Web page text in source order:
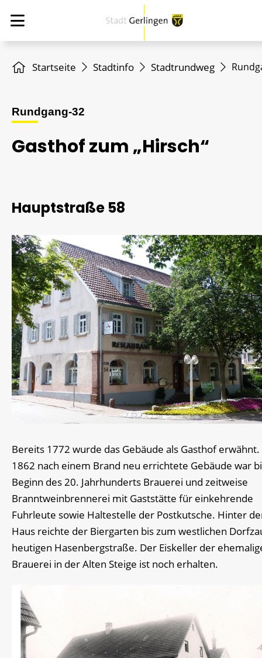
Startseite Stadtinfo Stadtrundweg
Rundgang-32
Gasthof zum „Hirsch“
Hauptstraße 58
Bereits 1772 wurde das Gebäude als Gasthof erwähnt.
1862 nach einem Brand neu errichtete Gebäude war
Beginn des 20. Jahrhunderts Brauerei und zeitweise
Branntweinbrennerei mit Gaststätte für einkehrende
Fuhrleute sowie Haltestelle der Postkutsche. Hinter
Haus reichte der Biergarten bis zum westlichen
heutigen Hasenbergstraße. Der Eiskeller der
Brauerei in der Alten Steige ist noch erhalten.